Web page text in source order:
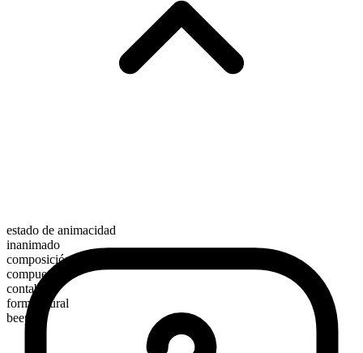
estado de animacidad
inanimado
composición morfológica
compuesto
contable
forma plural
beepers